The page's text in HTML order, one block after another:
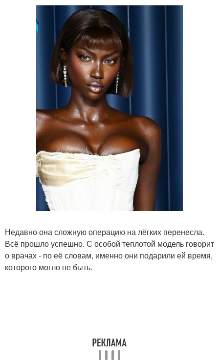
Недавно она сложную операцию на лёгких перенесла.
Всё прошло успешно. С особой теплотой модель говорит
о врачах - по её словам, именно они подарили ей время,
которого могло не быть.